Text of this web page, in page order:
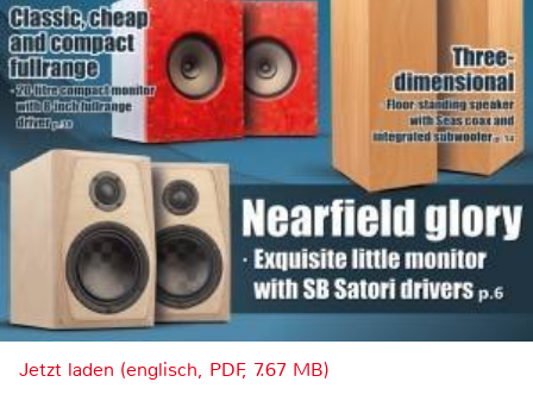
Jetzt laden (englisch, PDF, 7.67 MB)